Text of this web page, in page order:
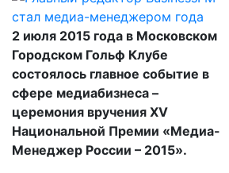
2 июля 2015 года в Московском
Городском Гольф Клубе
состоялось главное событие в
сфере медиабизнеса –
церемония вручения XV
Национальной Премии «Медиа-
Менеджер России – 2015».